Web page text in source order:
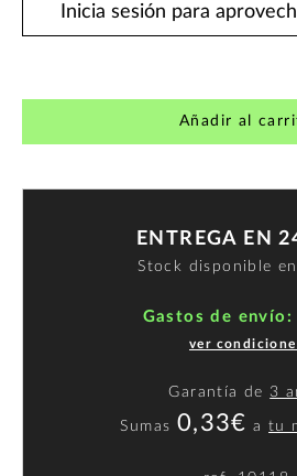
Inicia sesión para
Añadir al
ENTREGA EN
Stock disponible
Gastos de envío:
ver
Garantía de 3
Sumas 0,33€ atu